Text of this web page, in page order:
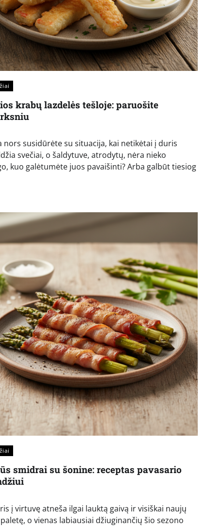
krabų lazdelės tešloje: paruošite
nors susidūrėte su situacija, kai netikėtai į duris
svečiai, o šaldytuve, atrodytų, nėra nieko
kuo galėtumėte juos pavaišinti? Arba galbūt tiesiog
smidrai su šonine: receptas pavasario
į virtuvę atneša ilgai lauktą gaivą ir visiškai naujų
o vienas labiausiai džiuginančių šio sezono